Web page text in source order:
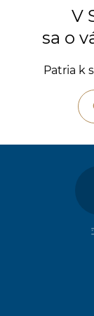
V
sa o
Patria k